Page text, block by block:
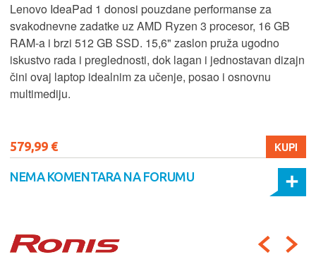
Lenovo IdeaPad 1 donosi pouzdane performanse za
svakodnevne zadatke uz AMD Ryzen 3 procesor, 16 GB
RAM-a i brzi 512 GB SSD. 15,6" zaslon pruža ugodno
iskustvo rada i preglednosti, dok lagan i jednostavan dizajn
čini ovaj laptop idealnim za učenje, posao i osnovnu
multimediju.
579,99 € KUPI
NEMA KOMENTARA NA FORUMU